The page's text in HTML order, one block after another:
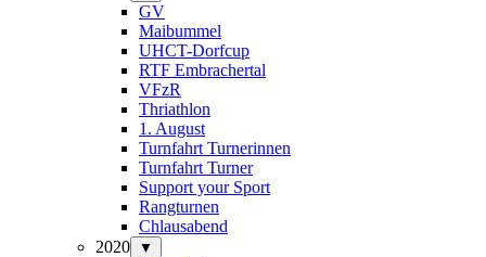
GV
Maibummel
UHCT-Dorfcup
RTF Embrachertal
VFzR
Thriathlon
1. August
Turnfahrt Turnerinnen
Turnfahrt Turner
Support your Sport
Rangturnen
Chlausabend
2020
▼